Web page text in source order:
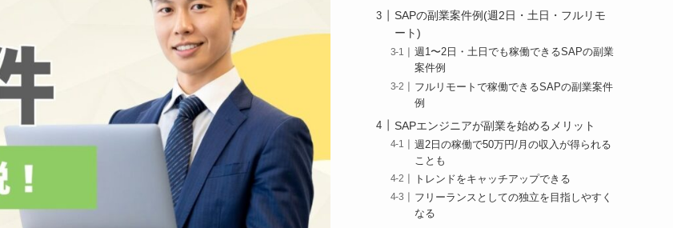
SAPの副業案件例(週2日・土日・フルリモ
ート)
週1〜2日・土日でも稼働できるSAPの副業
案件例
フルリモートで稼働できるSAPの副業案件
例
SAPエンジニアが副業を始めるメリット
週2日の稼働で50万円/月の収入が得られる
ことも
トレンドをキャッチアップできる
フリーランスとしての独立を目指しやすく
なる